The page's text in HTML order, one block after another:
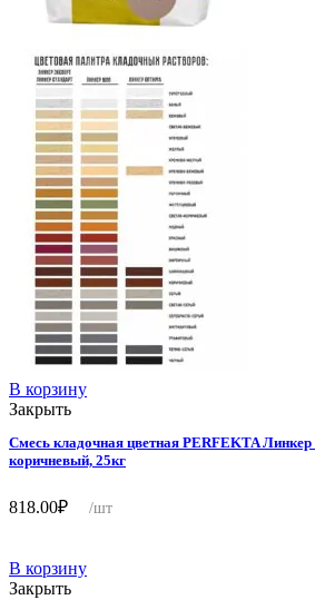
В корзину
Закрыть
Смесь кладочная цветная PERFEKTA Линкер
коричневый, 25кг
818.00₽ /шт
В корзину
Закрыть